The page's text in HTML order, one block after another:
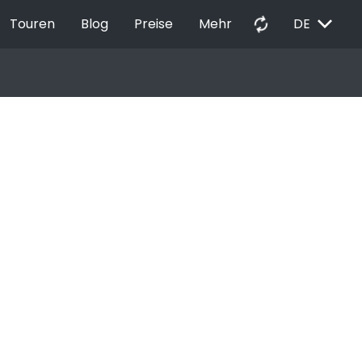
Touren Blog Preise Mehr autorenew DE EXPAND_MORE